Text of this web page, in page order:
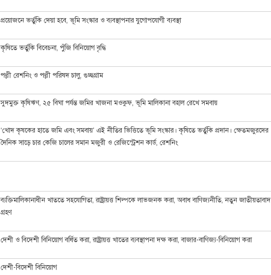
প্রয়োজনে ভর্তুকি দেয়া হবে, ভূমি সংস্কার ও ব্যবস্থাপনার যুগোপযোগী ব্যবস্থা
কৃষিতে ভর্তুকি বিবেচনা, পুঁজি বিনিয়োগ বৃদ্ধি
পল্লী রেশনিং ও পল্লী পরিষদ চালু, গুচ্ছগ্রাম
সুদমুক্ত কৃষিঋণ, ২৫ বিঘা পর্যন্ত জমির খাজনা মওকুফ, ভূমি মালিকানা বহাল রেখে সমবায়
‘খোদ কৃষকের হাতে জমি এবং সমবায়’ এই নীতির ভিত্তিতে ভূমি সংস্কার। কৃষিতে ভর্তুকি প্রদান। ক্ষেতমজুরদের
দৈনিক সাড়ে চার কেজি চালের সমান মজুরী ও রেজিস্ট্রেশন কার্ড, রেশনিং
ব্যক্তিমালিকানাধীন খাততে সহযোগিতা, রাষ্ট্রায়ত্ত শিল্পকে লাভজনক করা, অবাধ বাণিজ্যনীতি, নতুন জাতীয়তাবাদ
গ্রহণ
দেশী ও বিদেশী বিনিয়োগ বর্ধিত করা, রাষ্ট্রায়ত্ত খাতের ব্যবস্থাপনা দক্ষ করা, বাজার-বাণিজ্য-বিনিয়োগ করা
দেশী-বিদেশী বিনিয়োগ